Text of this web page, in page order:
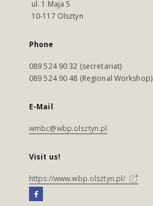
ul. 1 Maja 5
10-117 Olsztyn
Phone
089 524 90 32 (secretariat)
089 524 90 48 (Regional Workshop)
E-Mail
wmbc@wbp.olsztyn.pl
Visit us!
https://www.wbp.olsztyn.pl/